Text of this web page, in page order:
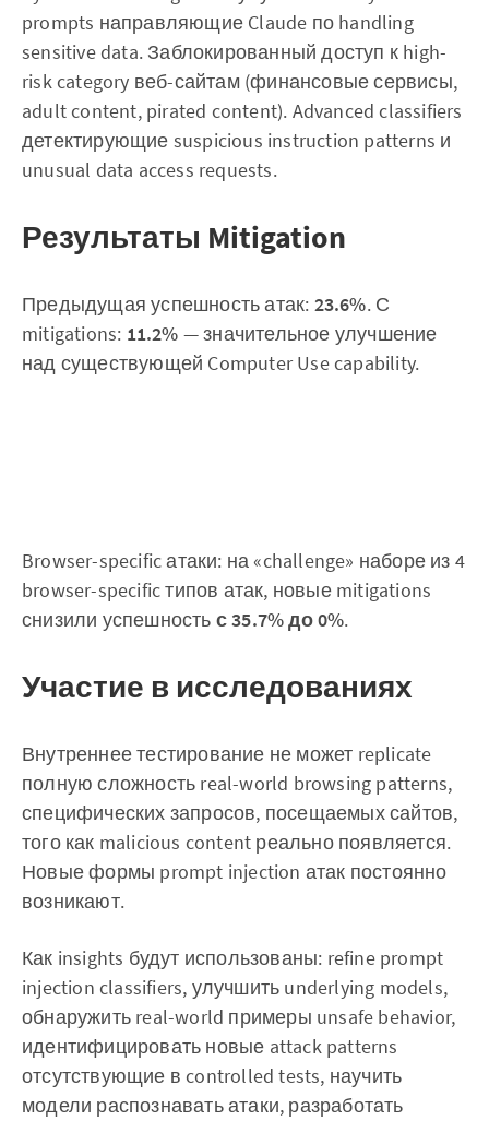
prompts направляющие Claude по handling
sensitive data. Заблокированный доступ к high-
risk category веб-сайтам (финансовые сервисы,
adult content, pirated content). Advanced classifiers
детектирующие suspicious instruction patterns и
unusual data access requests.
Результаты Mitigation
Предыдущая успешность атак: 23.6%. С
mitigations: 11.2% — значительное улучшение
над существующей Computer Use capability.
Browser-specific атаки: на «challenge» наборе из 4
browser-specific типов атак, новые mitigations
снизили успешность с 35.7% до 0%.
Участие в исследованиях
Внутреннее тестирование не может replicate
полную сложность real-world browsing patterns,
специфических запросов, посещаемых сайтов,
того как malicious content реально появляется.
Новые формы prompt injection атак постоянно
возникают.
Как insights будут использованы: refine prompt
injection classifiers, улучшить underlying models,
обнаружить real-world примеры unsafe behavior,
идентифицировать новые attack patterns
отсутствующие в controlled tests, научить
модели распознавать атаки, разработать